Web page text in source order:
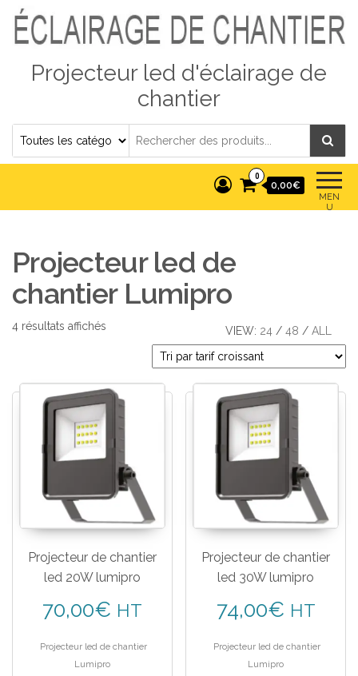
Projecteur led d'éclairage de
chantier
MEN
U
0
0,00€
Projecteur led de
chantier Lumipro
VIEW: 24 / 48 / ALL
4 résultats affichés
Projecteur de chantier
led 20W lumipro
70,00€ HT
Projecteur led de chantier
Lumipro
Projecteur de chantier
led 30W lumipro
74,00€ HT
Projecteur led de chantier
Lumipro